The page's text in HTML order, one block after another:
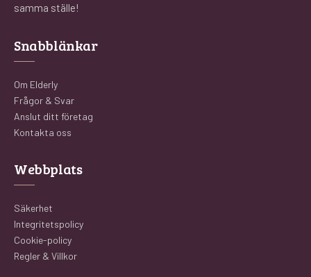
samma ställe!
Snabblänkar
Om Elderly
Frågor & Svar
Anslut ditt företag
Kontakta oss
Webbplats
Säkerhet
Integritetspolicy
Cookie-policy
Regler & Villkor